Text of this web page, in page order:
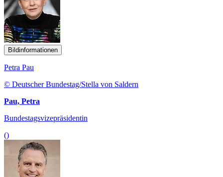
Bildinformationen
Petra Pau
© Deutscher Bundestag/Stella von Saldern
Pau, Petra
Bundestagsvizepräsidentin
()